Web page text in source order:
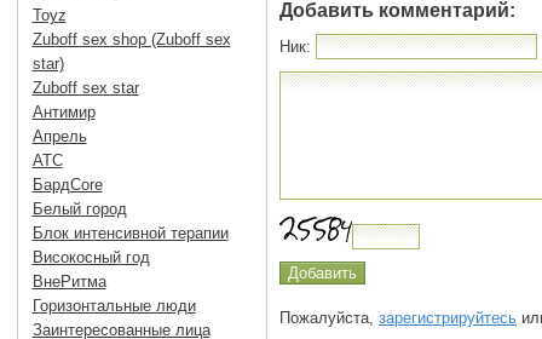
Добавить комментарий:
Ник:
Пожалуйста, зарегистрируйтесь
Toyz
Zuboff sex shop (Zuboff sex
star)
Zuboff sex star
Антимир
Апрель
АТС
БардCore
Белый город
Блок интенсивной терапии
Високосный год
ВнеРитма
Горизонтальные люди
Заинтересованные лица